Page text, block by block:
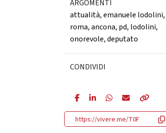
ARGOMENTI
attualità,emanuele lodolini,
roma,ancona, pd, lodolini,
onorevole,deputato
CONDIVIDI
https://vivere.me/T0F